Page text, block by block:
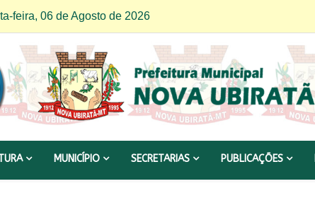
feira, 06 de Agosto de 2026
MUNICÍPIO SECRETARIAS PUBLICAÇÕES